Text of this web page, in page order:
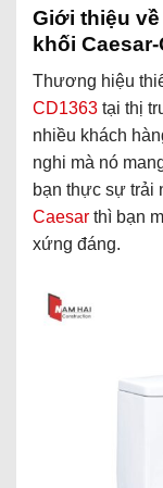
Giới thiệu
khối Caesar-
Thương hiệu
CD1363 tại thị
nhiều khách
nghi mà nó
bạn thực sự trải
Caesar thì bạn
xứng đáng.